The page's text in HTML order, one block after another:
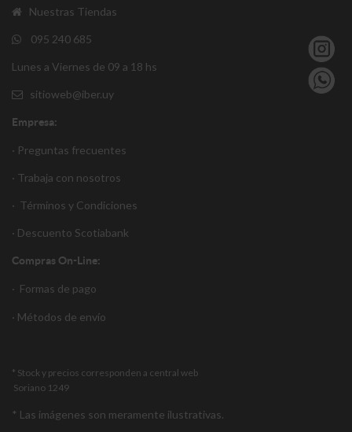
Nuestras Tiendas
095 240 685
Lunes a Viernes de 09 a 18 hs
sitioweb@iber.uy
Empresa:
· Preguntas frecuentes
· Trabaja con nosotros
· Términos y Condiciones
· Descuento Scotiabank
Compras On-Line:
· Formas de pago
· Métodos de envío
* Stock y precios corresponden a central web
Soriano 1249
* Las imágenes son meramente ilustrativas.